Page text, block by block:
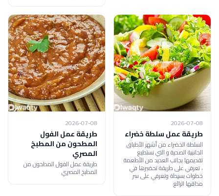
2026-07-08
طريقة عمل سلطة خضراء
السلطة الخضراء من أشهر الأطباق
الجانبية الصحية و التي نستطيع
تقديمها بجانب العديد من الأطعمة
، تعرفي على طريقة تحضيرها في
خطوات بسيطة وتعرفي على سر
مذاقها الرائع
2026-07-08
طريقة عمل الفول
المطحون من المطبخ
المصري
طريقة عمل الفول المطحون من
المطبخ المصري